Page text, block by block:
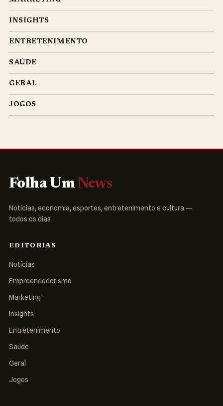
INSIGHTS
ENTRETENIMENTO
SAÚDE
GERAL
JOGOS
Folha Um News
Notícias, economia, esportes, entretenimento e cultura —
todos os dias
EDITORIAS
Notícias
Empreendedorismo
Marketing
Insights
Entretenimento
Saúde
Geral
Jogos